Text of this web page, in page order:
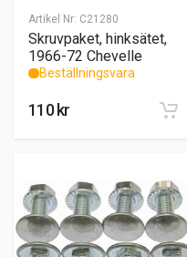
Artikel Nr: C21280
Skruvpaket, hinksätet,
1966-72 Chevelle
Beställningsvara
110 kr